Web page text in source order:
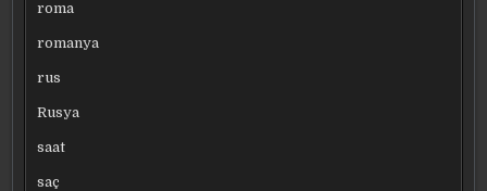
roma
romanya
rus
Rusya
saat
saç